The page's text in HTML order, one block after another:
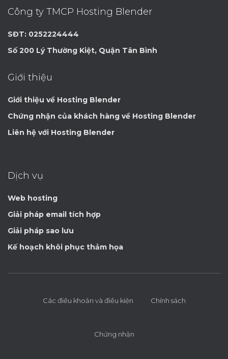
Công ty TMCP Hosting Blender
SĐT: 0252224444
Số 200 Lý Thường Kiệt, Quận Tân Bình
Giới thiệu
Giới thiệu về Hosting Blender
Chứng nhận của khách hàng về Hosting Blender
Liên hệ với Hosting Blender
Dịch vụ
Web hosting
Giải pháp email tích hợp
Giải pháp sao lưu
Kế hoạch khôi phục thảm họa
Các điều khoản và điều kiện Chính sách
Chứng nhận